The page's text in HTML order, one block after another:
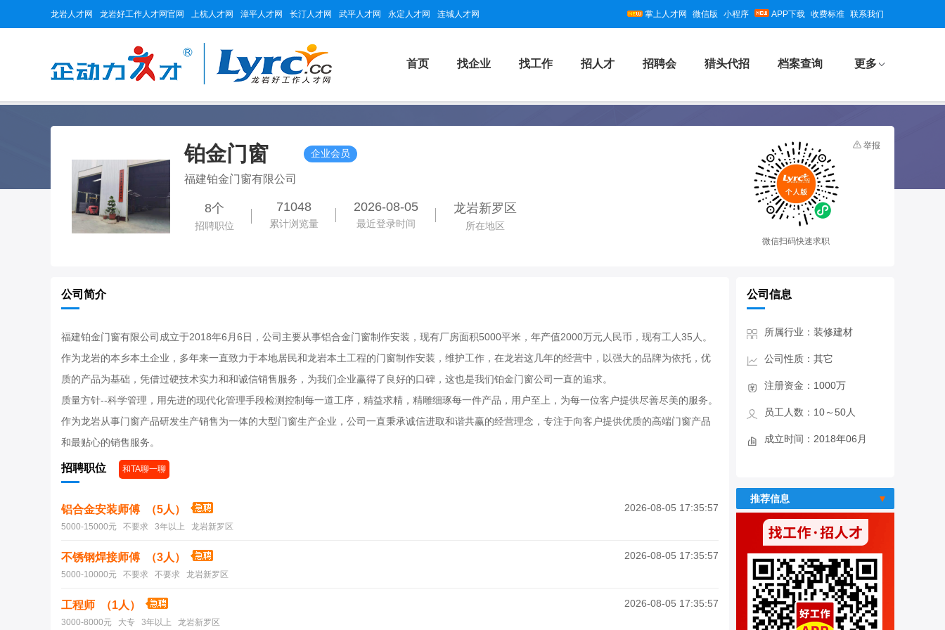
龙岩人才网 龙岩好工作人才网官网 上杭人才网 漳平人才网 长汀人才网 武平人才网 永定人才网 连城人才网 掌上人才网 微信版 小程序 APP下载 收费标准 联系我们
首页 找企业 找工作 招人才 招聘会 猎头代招 档案查询 更多
铂金门窗
福建铂金门窗有限公司
企业会员
8个
招聘职位
71048
累计浏览量
2026-08-05
最近登录时间
龙岩新罗区
所在地区
微信扫码快速求职
举报
公司简介
福建铂金门窗有限公司成立于2018年6月6日，公司主要从事铝合金门窗制作安装，现有厂房面积5000平米，年产值2000万元人民币，现有工人35人。
作为龙岩的本乡本土企业，多年来一直致力于本地居民和龙岩本土工程的门窗制作安装，维护工作，在龙岩这几年的经营中，以强大的品牌为依托，优
质的产品为基础，凭借过硬技术实力和和诚信销售服务，为我们企业赢得了良好的口碑，这也是我们铂金门窗公司一直的追求。
质量方针--科学管理，用先进的现代化管理手段检测控制每一道工序，精益求精，精雕细琢每一件产品，用户至上，为每一位客户提供尽善尽美的服务。
作为龙岩从事门窗产品研发生产销售为一体的大型门窗生产企业，公司一直秉承诚信进取和谐共赢的经营理念，专注于向客户提供优质的高端门窗产品
和最贴心的销售服务。
招聘职位 和TA聊一聊
铝合金安装师傅 （5人） 2026-08-05 17:35:57
5000-15000元 不要求 3年以上 龙岩新罗区
不锈钢焊接师傅 （3人） 2026-08-05 17:35:57
5000-10000元 不要求 不要求 龙岩新罗区
工程师 （1人） 2026-08-05 17:35:57
3000-8000元 大专 3年以上 龙岩新罗区
公司信息
所属行业：装修建材
公司性质：其它
注册资金：1000万
员工人数：10～50人
成立时间：2018年06月
推荐信息